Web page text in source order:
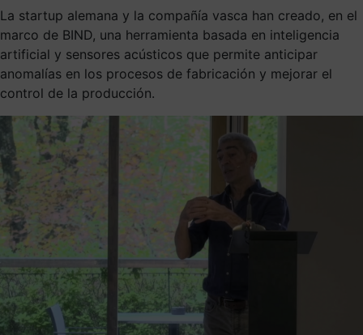
La startup alemana y la compañía vasca han creado, en el
marco de BIND, una herramienta basada en inteligencia
artificial y sensores acústicos que permite anticipar
anomalías en los procesos de fabricación y mejorar el
control de la producción.